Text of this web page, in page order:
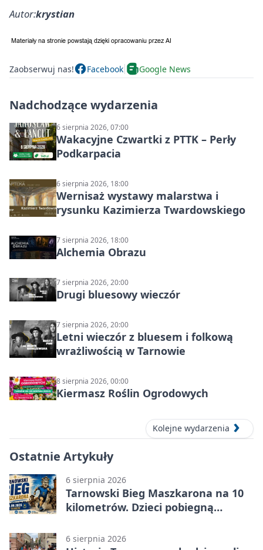
Autor:krystian
Zaobserwuj nas! Facebook Google News
Nadchodzące wydarzenia
6 sierpnia 2026, 07:00
Wakacyjne Czwartki z PTTK – Perły
Podkarpacia
6 sierpnia 2026, 18:00
Wernisaż wystawy malarstwa i
rysunku Kazimierza Twardowskiego
7 sierpnia 2026, 18:00
Alchemia Obrazu
7 sierpnia 2026, 20:00
Drugi bluesowy wieczór
7 sierpnia 2026, 20:00
Letni wieczór z bluesem i folkową
wrażliwością w Tarnowie
8 sierpnia 2026, 00:00
Kiermasz Roślin Ogrodowych
Kolejne wydarzenia
Ostatnie Artykuły
6 sierpnia 2026
Tarnowski Bieg Maszkarona na 10
kilometrów. Dzieci pobiegną
6 sierpnia 2026